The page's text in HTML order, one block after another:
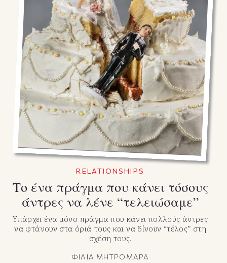
FOLLOW
Facebook
Instagram
Youtube
TikTok
X(Twitter)
RELATIONSHIPS
Το ένα πράγμα που κάνει τόσους
άντρες να λένε “τελειώσαμε”
Υπάρχει ένα μόνο πράγμα που κάνει πολλούς άντρες
να φτάνουν στα όριά τους και να δίνουν “τέλος” στη
σχέση τους.
ΦΙΛΙΑ ΜΗΤΡΟΜΑΡΑ